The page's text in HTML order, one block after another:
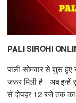
PALI SIROHI
पाली-सोमवार से शुरू हुए
जरूर मिली है। अब इन्हें
से दोपहर 12 बजे तक